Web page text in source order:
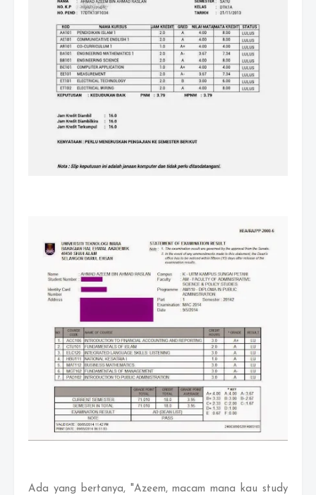
Ada yang bertanya, "Azeem, macam mana kau study